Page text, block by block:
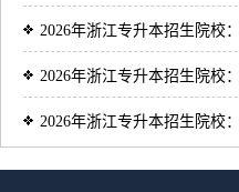
2026年浙江专升本招生院校
2026年浙江专升本招生院校
2026年浙江专升本招生院校